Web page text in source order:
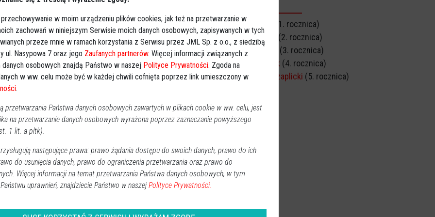
w Ostrołęce, ul. Kujawska
Ostrołęka, ul. Sienkiewicza 41 - 22.01.2021
godz. 09:00.
godz. 19:00.
świeczek
↗Udostępnij
wróć
Stefan Buciński
(1. rocznica)
Edward Zagórski
(2. rocznica)
Alicja Małkowska
(3. rocznica)
Zofia Sylwestrzak (4. rocznica)
Andrzej Michał Czaplicki (5. rocznica)
w moim urządzeniu plików cookies, jak też na przetwarzanie w
zachowań w niniejszym Serwisie moich danych osobowych, zapisywanych w tych
przeze mnie w ramach korzystania z Serwisu przez JML Sp. z o.o., z siedzibą
ul. Nasypowa 7 oraz jego Zaufanych partnerów. Więcej informacji związanych z
osobowych znajdą Państwo w naszej Polityce Prywatności. Zgoda na
w ww. celu może być w każdej chwili cofnięta poprzez link umieszczony w
.
przetwarzania Państwa danych osobowych zawartych w plikach cookie w ww. celu, jest
na przetwarzanie danych osobowych wyrażona poprzez zaznaczanie powyższego
1 lit. a pltk).
następujące prawa: prawo żądania dostępu do swoich danych, prawo do ich
do usunięcia danych, prawo do ograniczenia przetwarzania oraz prawo do
Więcej informacji na temat przetwarzania Państwa danych osobowych, w tym
uprawnień, znajdziecie Państwo w naszej Polityce Prywatności.